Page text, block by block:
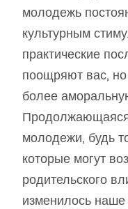
молодежь
культурным
практические
поощряют вас,
более
Продолжающаяся
молодежи, будь
которые могут
родительского
изменилось